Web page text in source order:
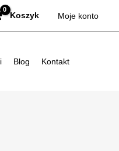
Koszyk Moje konto
Blog Kontakt